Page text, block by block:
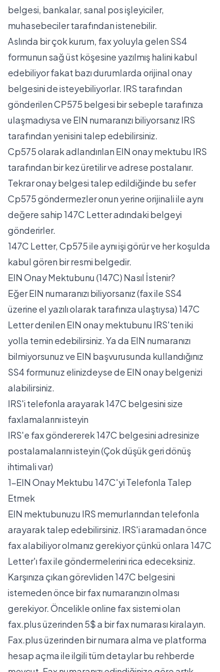
belgesi, bankalar, sanal pos işleyiciler,
muhasebeciler tarafından istenebilir.
Aslında bir çok kurum, fax yoluyla gelen SS4
formunun sağ üst köşesine yazılmış halini kabul
edebiliyor fakat bazı durumlarda orijinal onay
belgesini de isteyebiliyorlar. IRS tarafından
gönderilen CP575 belgesi bir sebeple tarafınıza
ulaşmadıysa ve EIN numaranızı biliyorsanız IRS
tarafından yenisini talep edebilirsiniz.
Cp575 olarak adlandırılan EIN onay mektubu IRS
tarafından bir kez üretilir ve adrese postalanır.
Tekrar onay belgesi talep edildiğinde bu sefer
Cp575 göndermezler onun yerine orijinali ile aynı
değere sahip 147C Letter adındaki belgeyi
gönderirler.
147C Letter, Cp575 ile aynı işi görür ve her koşulda
kabul gören bir resmi belgedir.
EIN Onay Mektubunu (147C) Nasıl İstenir?
Eğer EIN numaranızı biliyorsanız (fax ile SS4
üzerine el yazılı olarak tarafınıza ulaştıysa) 147C
Letter denilen EIN onay mektubunu IRS'ten iki
yolla temin edebilirsiniz. Ya da EIN numaranızı
bilmiyorsunuz ve EIN başvurusunda kullandığınız
SS4 formunuz elinizdeyse de EIN onay belgenizi
alabilirsiniz.
IRS'i telefonla arayarak 147C belgesini size
faxlamalarını isteyin
IRS'e fax göndererek 147C belgesini adresinize
postalamalarını isteyin (Çok düşük geri dönüş
ihtimali var)
1-EIN Onay Mektubu 147C'yi Telefonla Talep
Etmek
EIN mektubunuzu IRS memurlarından telefonla
arayarak talep edebilirsiniz. IRS'i aramadan önce
fax alabiliyor olmanız gerekiyor çünkü onlara 147C
Letter'ı fax ile göndermelerini rica edeceksiniz.
Karşınıza çıkan görevliden 147C belgesini
istemeden önce bir fax numaranızın olması
gerekiyor. Öncelikle online fax sistemi olan
fax.plusüzerinden 5$ a bir fax numarası kiralayın.
Fax.plus üzerinden bir numara alma ve platforma
hesap açma ile ilgili tüm detaylarbu rehberde